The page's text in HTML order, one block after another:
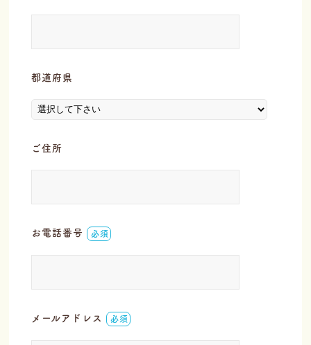
都道府県
ご住所
お電話番号 必須
メールアドレス 必須